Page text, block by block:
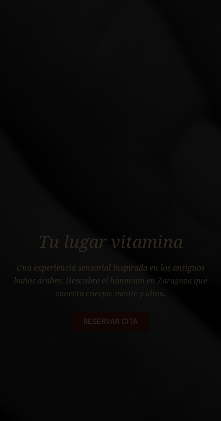
Tu lugar vitamina
Una experiencia sensorial inspirada en los antiguos
baños árabes. Descubre el hammam en Zaragoza que
conecta cuerpo, mente y alma.
RESERVAR CITA